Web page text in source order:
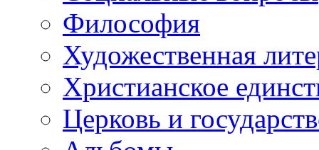
Философия
Художественная
Христианское
Церковь и